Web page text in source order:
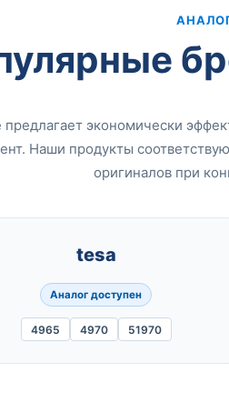
предлагает экономически
Наши продукты
оригиналов при
tesa
Аналог доступен
4965 4970 51970